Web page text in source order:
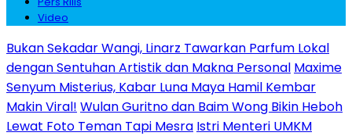
Video
Bukan Sekadar Wangi, Linarz Tawarkan Parfum Lokal
dengan Sentuhan Artistik dan Makna Personal Maxime
Senyum Misterius, Kabar Luna Maya Hamil Kembar
Makin Viral! Wulan Guritno dan Baim Wong Bikin Heboh
Lewat Foto Teman Tapi Mesra Istri Menteri UMKM